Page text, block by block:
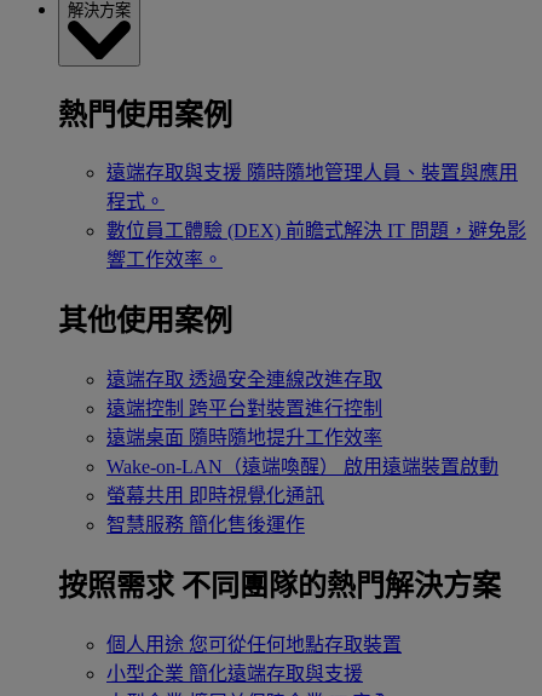
解決方案
熱門使用案例
遠端存取與支援 隨時隨地管理人員、裝置與應用
程式。
數位員工體驗 (DEX) 前瞻式解決 IT 問題，避免影
響工作效率。
其他使用案例
遠端存取 透過安全連線改進存取
遠端控制 跨平台對裝置進行控制
遠端桌面 隨時隨地提升工作效率
Wake-on-LAN（遠端喚醒）
啟用遠端裝置啟動
螢幕共用 即時視覺化通訊
智慧服務 簡化售後運作
按照需求 不同團隊的熱門解決方案
個人用途 您可從任何地點存取裝置
小型企業 簡化遠端存取與支援